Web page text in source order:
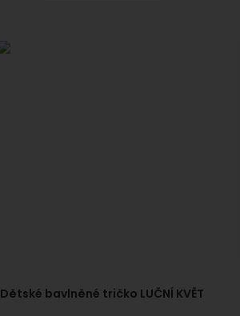
Dětské bavlněné tričko LUČNÍ KVĚT